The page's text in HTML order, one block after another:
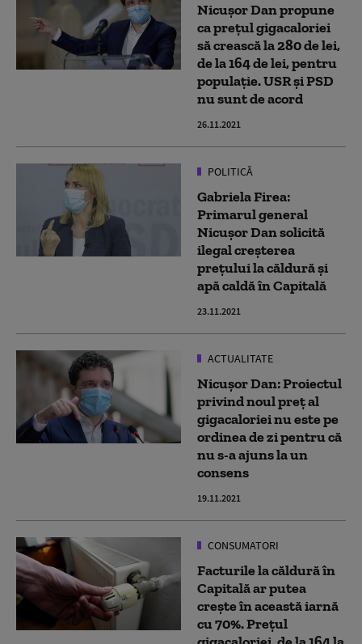
Nicuşor Dan propune
ca preţul gigacaloriei
să crească la 280 de lei,
de la 164 de lei, pentru
populaţie. USR și PSD
nu sunt de acord
26.11.2021
POLITICĂ
Gabriela Firea:
Primarul general
Nicușor Dan solicită
ilegal creşterea
preţului la căldură şi
apă caldă în Capitală
23.11.2021
ACTUALITATE
Nicușor Dan: Proiectul
privind noul preț al
gigacaloriei nu este pe
ordinea de zi pentru că
nu s-a ajuns la un
consens
19.11.2021
CONSUMATORI
Facturile la căldură în
Capitală ar putea
crește în această iarnă
cu 70%. Prețul